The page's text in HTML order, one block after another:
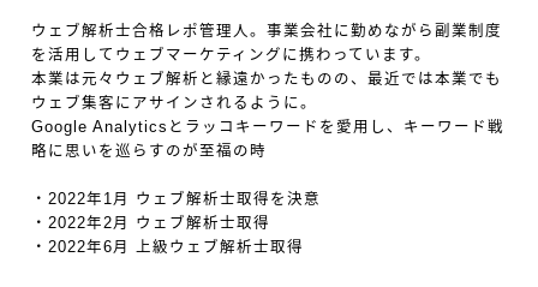
ウェブ解析士合格レポ管理人。事業会社に勤めながら副業制度
を活用してウェブマーケティングに携わっています。
本業は元々ウェブ解析と縁遠かったものの、最近では本業でも
ウェブ集客にアサインされるように。
Google Analyticsとラッコキーワードを愛用し、キーワード戦
略に思いを巡らすのが至福の時
・2022年1月 ウェブ解析士取得を決意
・2022年2月 ウェブ解析士取得
・2022年6月 上級ウェブ解析士取得